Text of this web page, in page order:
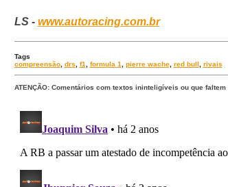
LS - www.autoracing.com.br
Tags
compreensão, drs, f1, formula 1, pierre wache, red bull, rivais
ATENÇÃO: Comentários com textos ininteligíveis ou que